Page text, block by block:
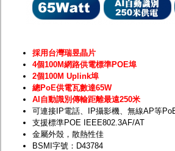
變壓器.避雷器
轉接頭
電腦工業機殼
客訂商品
採用台灣瑞昱晶片
4個100M網路供電標準POE埠
2個100M Uplink埠
總PoE供電瓦數達65W
AI自動識別傳輸距離最遠250米
可連接IP電話、IP攝影機、無線AP等
支援標準POE IEEE802.3AF/AT
金屬外殼，散熱性佳
BSMI字號：D43784